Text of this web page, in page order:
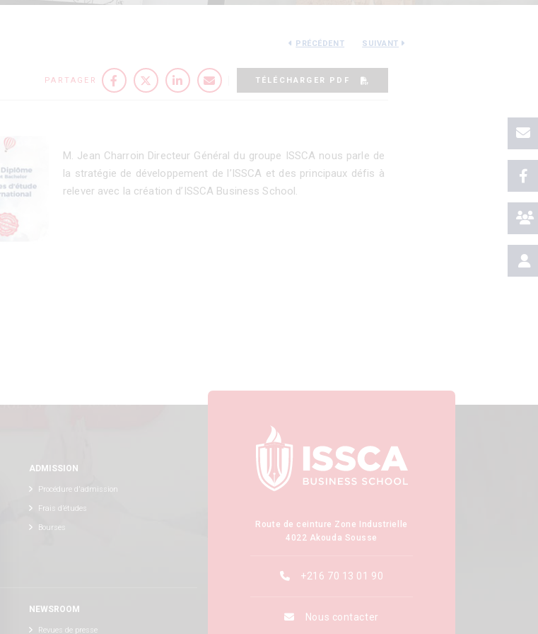
PRÉCÉDENT SUIVANT
PARTAGER TÉLÉCHARGER PDF
M. Jean Charroin Directeur Général du groupe ISSCA nous parle de
la stratégie de développement de l’ISSCA et des principaux défis à
relever avec la création d’ISSCA Business School.
ADMISSION
Procédure d'admission
Frais d’études
Bourses
NEWSROOM
Revues de presse
Route de ceinture Zone Industrielle
4022 Akouda Sousse
+216 70 13 01 90
Nous contacter